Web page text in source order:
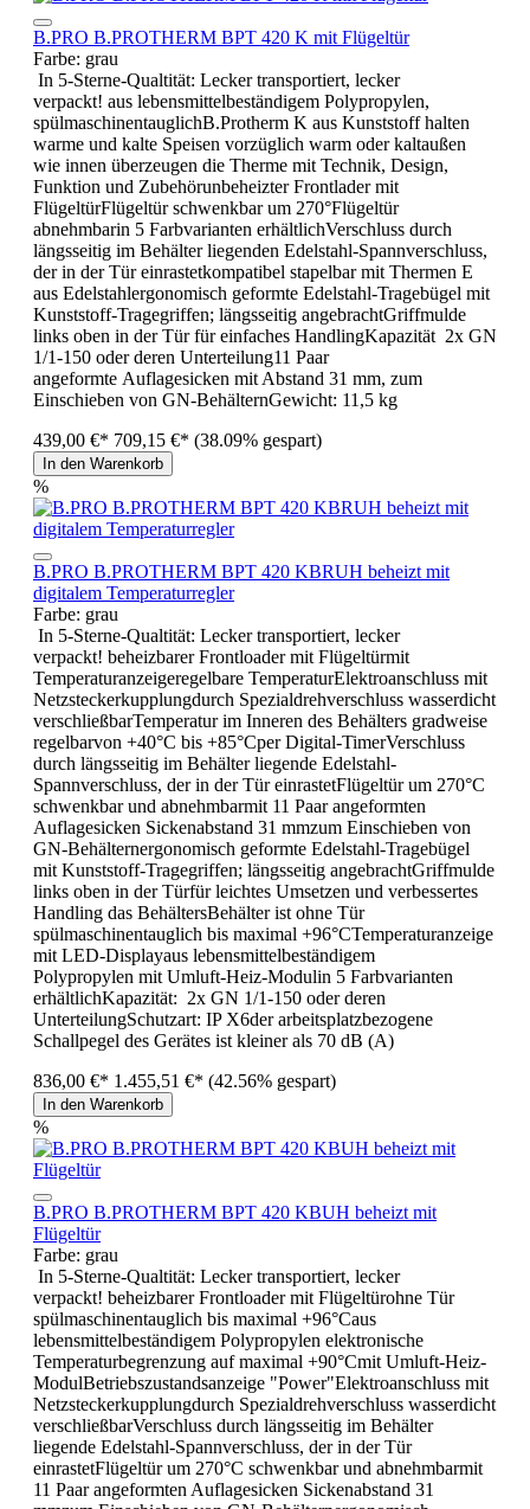
B.PRO B.PROTHERM BPT 420 K mit Flügeltür
Farbe: grau
In 5-Sterne-Qualtität: Lecker transportiert, lecker
verpackt! aus lebensmittelbeständigem Polypropylen,
spülmaschinentauglichB.Protherm K aus Kunststoff halten
warme und kalte Speisen vorzüglich warm oder kaltaußen
wie innen überzeugen die Therme mit Technik, Design,
Funktion und Zubehörunbeheizter Frontlader mit
FlügeltürFlügeltür schwenkbar um 270°Flügeltür
abnehmbarin 5 Farbvarianten erhältlichVerschluss durch
längsseitig im Behälter liegenden Edelstahl-Spannverschluss,
der in der Tür einrastetkompatibel stapelbar mit Thermen E
aus Edelstahlergonomisch geformte Edelstahl-Tragebügel mit
Kunststoff-Tragegriffen; längsseitig angebrachtGriffmulde
links oben in der Tür für einfaches HandlingKapazität 2x GN
1/1-150 oder deren Unterteilung11 Paar
angeformte Auflagesicken mit Abstand 31 mm, zum
Einschieben von GN-BehälternGewicht: 11,5 kg
439,00 €* 709,15 €* (38.09% gespart)
In den Warenkorb
%
B.PRO B.PROTHERM BPT 420 KBRUH beheizt mit
digitalem Temperaturregler
Farbe: grau
In 5-Sterne-Qualtität: Lecker transportiert, lecker
verpackt! beheizbarer Frontloader mit Flügeltürmit
Temperaturanzeigeregelbare TemperaturElektroanschluss mit
Netzsteckerkupplungdurch Spezialdrehverschluss wasserdicht
verschließbarTemperatur im Inneren des Behälters gradweise
regelbarvon +40°C bis +85°Cper Digital-TimerVerschluss
durch längsseitig im Behälter liegende Edelstahl-
Spannverschluss, der in der Tür einrastetFlügeltür um 270°C
schwenkbar und abnehmbarmit 11 Paar angeformten
Auflagesicken Sickenabstand 31 mmzum Einschieben von
GN-Behälternergonomisch geformte Edelstahl-Tragebügel
mit Kunststoff-Tragegriffen; längsseitig angebrachtGriffmulde
links oben in der Türfür leichtes Umsetzen und verbessertes
Handling das BehältersBehälter ist ohne Tür
spülmaschinentauglich bis maximal +96°CTemperaturanzeige
mit LED-Displayaus lebensmittelbeständigem
Polypropylen mit Umluft-Heiz-Modulin 5 Farbvarianten
erhältlichKapazität: 2x GN 1/1-150 oder deren
UnterteilungSchutzart: IP X6der arbeitsplatzbezogene
Schallpegel des Gerätes ist kleiner als 70 dB (A)
836,00 €* 1.455,51 €* (42.56% gespart)
In den Warenkorb
%
B.PRO B.PROTHERM BPT 420 KBUH beheizt mit
Flügeltür
Farbe: grau
In 5-Sterne-Qualtität: Lecker transportiert, lecker
verpackt! beheizbarer Frontloader mit Flügeltürohne Tür
spülmaschinentauglich bis maximal +96°Caus
lebensmittelbeständigem Polypropylen elektronische
Temperaturbegrenzung auf maximal +90°Cmit Umluft-Heiz-
ModulBetriebszustandsanzeige "Power"Elektroanschluss mit
Netzsteckerkupplungdurch Spezialdrehverschluss wasserdicht
verschließbarVerschluss durch längsseitig im Behälter
liegende Edelstahl-Spannverschluss, der in der Tür
einrastetFlügeltür um 270°C schwenkbar und abnehmbarmit
11 Paar angeformten Auflagesicken Sickenabstand 31